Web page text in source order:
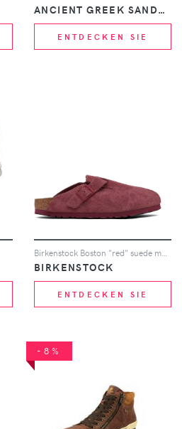
ANCIENT GREEK SANDALS
ENTDECKEN SIE
BIRKENSTOCK
ENTDECKEN SIE
-8%